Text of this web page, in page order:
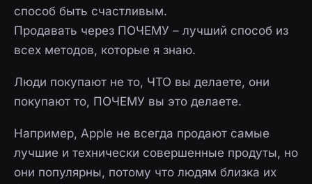
способ быть счастливым.
Продавать через ПОЧЕМУ – лучший способ из
всех методов, которые я знаю.
Люди покупают не то, ЧТО вы делаете, они
покупают то, ПОЧЕМУ вы это делаете.
Например, Apple не всегда продают самые
лучшие и технически совершенные продуты, но
они популярны, потому что людям близка их